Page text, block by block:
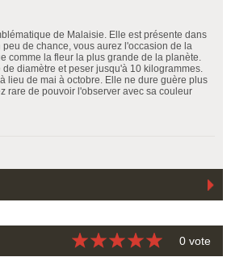
de Malaisie. Elle est présente dans
peu de chance, vous aurez l'occasion de la
comme la fleur la plus grande de la planète.
de diamètre et peser jusqu'à 10 kilogrammes.
lieu de mai à octobre. Elle ne dure guère plus
rare de pouvoir l'observer avec sa couleur
0 vote